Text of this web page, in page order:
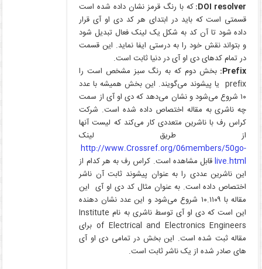
DOI resolver
:که با رنگ قرمز نشان داده شده است
قسمتی است که باید در ابتدای هر کد دی او آی‌ قرار
داده شود تا آن کد به شکل یک لینک فعال تبدیل شود
و بتواند نقش خود را به درستی ایفا نماید. این قسمت
در تمام کدهای دی او آی‌ در دنیا ثابت است.
Prefix
: بخش دوم که به رنگ سبز مشخص است را
prefix یا پیشوند می‌گویند. این بخش همیشه با عدد
۱۰ شروع می‌شود و نشان می‌دهد که دی او آی‌ از سمت
چه ناشری به مقاله اختصاص داده شده است. شرکت
کراس رف با ناشرین متعددی کار می‌کند که لیست آنها
از طریق لینک
http://www.Crossref.org/06members/50go-
live.htmlقابل مشاهده است. کراس رف به هر کدام از
این ناشرین عددی را به عنوان پیشوند ثابت آن ناشر
اختصاص داده است. به عنوان مثال کد دی او آی‌ این
مقاله با ۱۰.۱۱۰۹ شروع می‌شود و این عدد نشان دهنده
این است که دی او آی‌ توسط ناشری به نام Institute
of Electrical and Electronics Engineers برای
مقاله ثبت شده است. این بخش در تمامی دی او آی‌
های صادر شده از یک ناشر ثابت است.